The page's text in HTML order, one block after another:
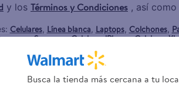
y los Términos y Condiciones , así
Celulares, Línea blanca, Laptops, Colchones,
Samsung,Celulares iPhone,Celulares
ServiciosBusca la tienda más cercana a tu